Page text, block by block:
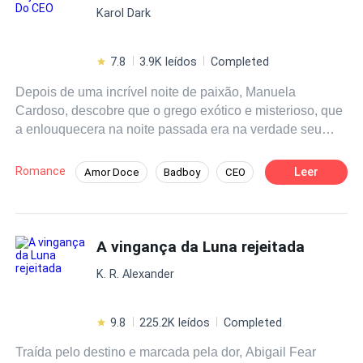
nunca vi antes igual. Que tipo de loba ela deve ser? O
questiona em pensamentos e sorrir, para Occisor, aquela
Karol Dark
7.8 3.9K leídos Completed
Depois de uma incrível noite de paixão, Manuela
Cardoso, descobre que o grego exótico e misterioso, que
a enlouquecera na noite passada era na verdade seu
Manuela vê-se sem trabalho e acaba grávida. Seis
meses depois, eles finalmente se reencontram. Collin
entre eles? Será que a luxúria, é o suficiente para manter
um casamento por conveniência?
Romance Amor Doce Badboy CEO Leer
A vingança da Luna rejeitada
K. R. Alexander
9.8 225.2K leídos Completed
Traída pelo destino e marcada pela dor, Abigail Fear